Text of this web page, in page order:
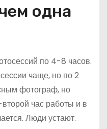
одна
по 4-8 часов.
чаще, но по 2
фотограф, но
час работы и в
Люди устают.